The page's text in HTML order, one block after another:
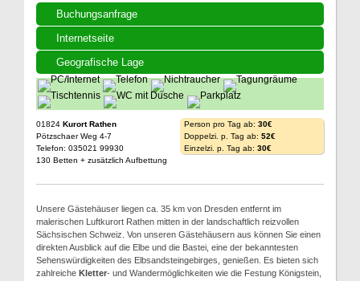
Buchungsanfrage
Internetseite
Geografische Lage
01824 Kurort Rathen
Pötzschaer Weg 4-7
Telefon: 035021 99930
130 Betten + zusätzlich Aufbettung
Person pro Tag ab: 30€
Doppelzi. p. Tag ab: 52€
Einzelzi. p. Tag ab: 30€
Unsere Gästehäuser liegen ca. 35 km von Dresden entfernt im
malerischen Luftkurort Rathen mitten in der landschaftlich reizvollen
Sächsischen Schweiz. Von unseren Gästehäusern aus können Sie einen
direkten Ausblick auf die Elbe und die Bastei, eine der bekanntesten
Sehenswürdigkeiten des Elbsandsteingebirges, genießen. Es bieten sich
zahlreiche Kletter- und Wandermöglichkeiten wie die Festung Königstein,